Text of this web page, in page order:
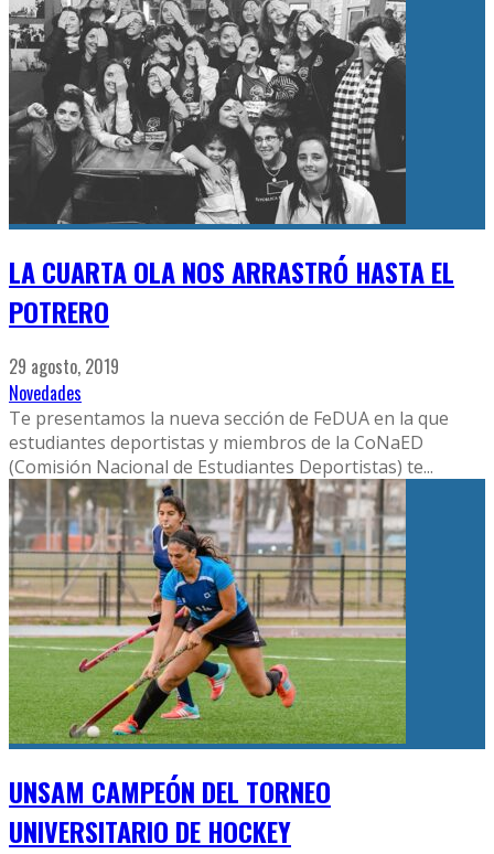
LA CUARTA OLA NOS ARRASTRÓ HASTA EL
POTRERO
29 agosto, 2019
Novedades
Te presentamos la nueva sección de FeDUA en la que
estudiantes deportistas y miembros de la CoNaED
(Comisión Nacional de Estudiantes Deportistas) te...
UNSAM CAMPEÓN DEL TORNEO
UNIVERSITARIO DE HOCKEY